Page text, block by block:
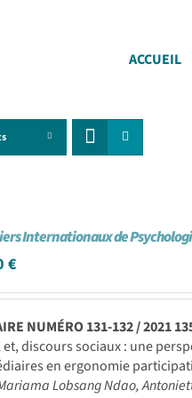
ACCUEIL
Internationaux de
€
NUMÉRO 131-132 / 2021
discours sociaux : une
en ergonomie
Lobsang Ndao,